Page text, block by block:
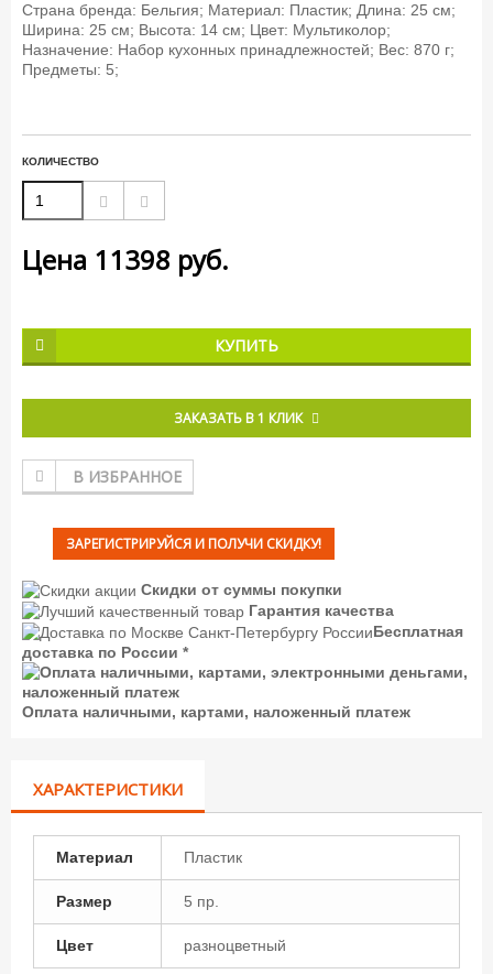
Страна бренда: Бельгия; Материал: Пластик; Длина: 25 см;
Ширина: 25 см; Высота: 14 см; Цвет: Мультиколор;
Назначение: Набор кухонных принадлежностей; Вес: 870 г;
Предметы: 5;
КОЛИЧЕСТВО
Цена 11398 руб.
КУПИТЬ
ЗАКАЗАТЬ В 1 КЛИК
В ИЗБРАННОЕ
ЗАРЕГИСТРИРУЙСЯ И ПОЛУЧИ СКИДКУ!
Скидки от суммы покупки
Гарантия качества
Бесплатная
доставка по России *
Оплата наличными, картами, наложенный платеж
ХАРАКТЕРИСТИКИ
Материал Пластик
Размер 5 пр.
Цвет разноцветный